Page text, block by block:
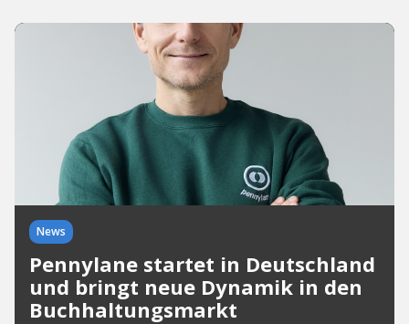
News
Pennylane startet in Deutschland
und bringt neue Dynamik in den
Buchhaltungsmarkt